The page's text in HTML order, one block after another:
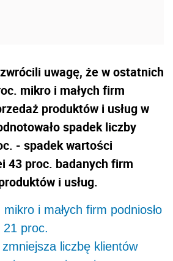
uwagę, że w ostatnich
mikro i małych firm
produktów i usług w
spadek liczby
- spadek wartości
43 proc. badanych firm
i usług.
i małych firm podniosło
proc.
liczbę klientów